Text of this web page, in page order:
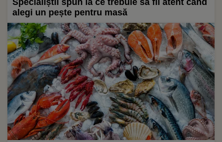
Specialiștii spun la ce trebuie să fii atent când
alegi un pește pentru masă